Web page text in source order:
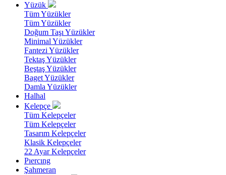
Yüzük
Tüm Yüzükler
Tüm Yüzükler
Doğum Taşı Yüzükler
Minimal Yüzükler
Fantezi Yüzükler
Tektaş Yüzükler
Beştaş Yüzükler
Baget Yüzükler
Damla Yüzükler
Halhal
Kelepçe
Tüm Kelepçeler
Tüm Kelepçeler
Tasarım Kelepçeler
Klasik Kelepçeler
22 Ayar Kelepçeler
Pıercıng
Şahmeran